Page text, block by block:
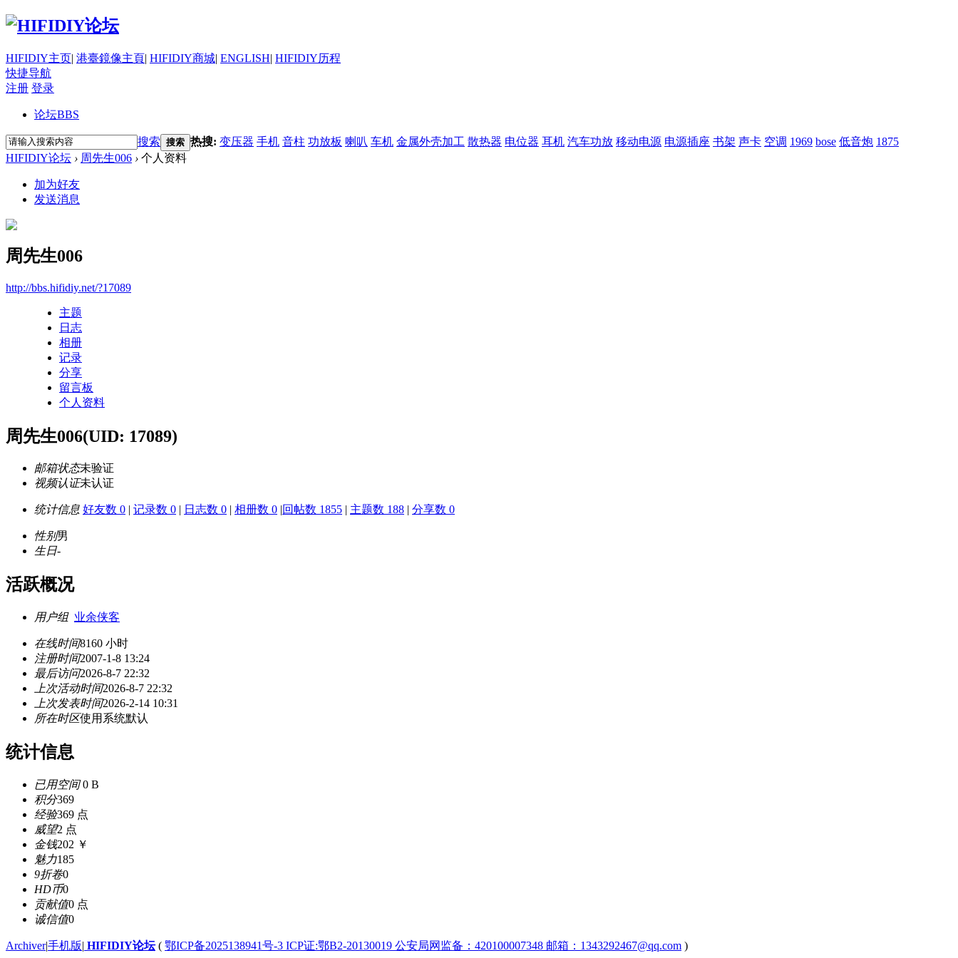
HIFIDIY主页| 港臺鏡像主頁| HIFIDIY商城| ENGLISH| HIFIDIY历程
快捷导航
注册 登录
论坛BBS
搜索 搜索 热搜: 变压器 手机 音柱 功放板 喇叭 车机 金属外壳加工 散热器 电位器 耳机 汽车功放 移动电源 电源插座 书架 声卡 空调 1969 bose 低音炮 1875
HIFIDIY论坛 › 周先生006 › 个人资料
加为好友
发送消息
周先生006
http://bbs.hifidiy.net/?17089
主题
日志
相册
记录
分享
留言板
个人资料
周先生006(UID: 17089)
邮箱状态未验证
视频认证未认证
统计信息 好友数 0 | 记录数 0 | 日志数 0 | 相册数 0 |回帖数 1855 | 主题数 188 | 分享数 0
性别男
生日-
活跃概况
用户组 业余侠客
在线时间8160 小时
注册时间2007-1-8 13:24
最后访问2026-8-7 22:32
上次活动时间2026-8-7 22:32
上次发表时间2026-2-14 10:31
所在时区使用系统默认
统计信息
已用空间0 B
积分369
经验369 点
威望2 点
金钱202 ￥
魅力185
9折卷0
HD币0
贡献值0 点
诚信值0
Archiver|手机版| HIFIDIY论坛( 鄂ICP备2025138941号-3 ICP证:鄂B2-20130019 公安局网监备：420100007348 邮箱：1343292467@qq.com )